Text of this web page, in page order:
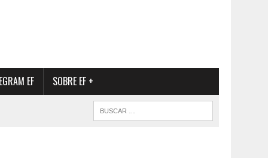
EF SOBRE EF +